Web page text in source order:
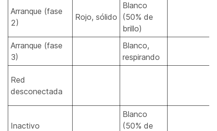
Arranque (fase
2)
Rojo, sólido
Blanco
(50% de
brillo)
Arranque (fase
3)
Blanco,
respirando
Red
desconectada
Inactivo
Blanco
(50% de